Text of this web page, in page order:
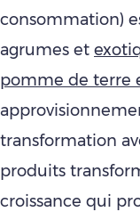
consommation)
agrumes et
pomme de terre
transformation
produits
croissance qui